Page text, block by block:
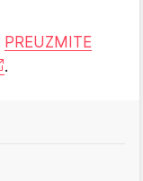
PREUZMITE
.